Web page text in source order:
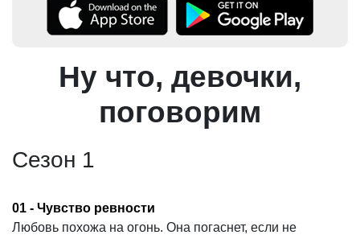
Ну что, девочки,
поговорим
Сезон 1
01 - Чувство ревности
Любовь похожа на огонь. Она погаснет, если не